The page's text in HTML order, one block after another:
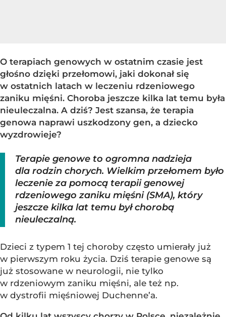
O terapiach genowych w ostatnim czasie jest
głośno dzięki przełomowi, jaki dokonał się
w ostatnich latach w leczeniu rdzeniowego
zaniku mięśni. Choroba jeszcze kilka lat temu była
nieuleczalna. A dziś? Jest szansa, że terapia
genowa naprawi uszkodzony gen, a dziecko
wyzdrowieje?
Terapie genowe to ogromna nadzieja
dla rodzin chorych. Wielkim przełomem było
leczenie za pomocą terapii genowej
rdzeniowego zaniku mięśni (SMA), który
jeszcze kilka lat temu był chorobą
nieuleczalną.
Dzieci z typem 1 tej choroby często umierały już
w pierwszym roku życia. Dziś terapie genowe są
już stosowane w neurologii, nie tylko
w rdzeniowym zaniku mięśni, ale też np.
w dystrofii mięśniowej Duchenne’a.